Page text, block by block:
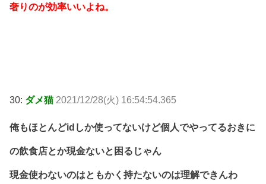
奢りのが効率いいよね。
30: ダメ猫 2021/12/28(火) 16:54:54.365
俺もほとんどidしか使ってないけど個人でやってるおきに
の飲食店とか現金ないと困るじゃん
現金使わないのはともかく持たないのは理解できんわ